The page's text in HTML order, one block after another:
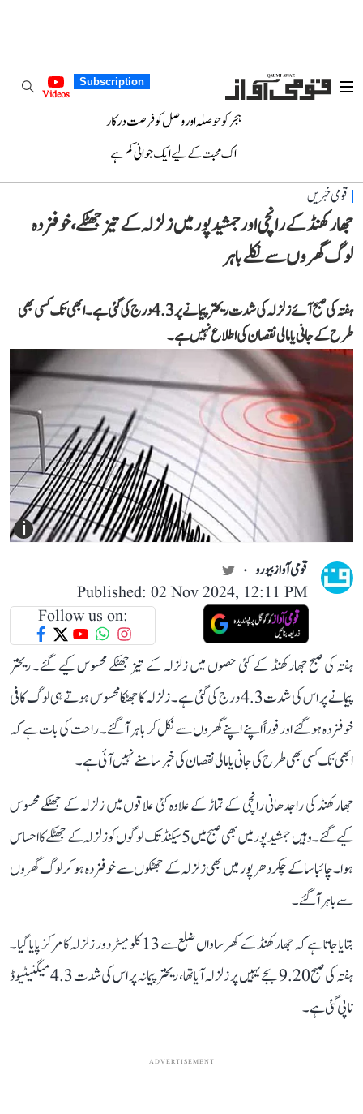
Subscription
Videos
ہجر کو حوصلہ اور وصل کو فرصت درکار
اک محبت کے لیے ایک جوانی کم ہے
قومی خبریں
جھارکھنڈ کے رانچی اور جمشید پور میں زلزلہ کے تیز جھٹکے، خوفزدہ
لوگ گھروں سے نکلے باہر
ہفتہ کی صبح آئے زلزلہ کی شدت ریختر پیمانے پر 4.3 درج کی گئی ہے۔ ابھی تک کسی بھی
طرح کے جانی یا مالی نقصان کی اطلاع نہیں ہے۔
i
قومی آواز بیورو
Published: 02 Nov 2024, 12:11 PM
Follow us on:
ہفتہ کی صبح جھارکھنڈ کے کئی حصوں میں زلزلہ کے تیز جھٹکے محسوس کیے گئے۔ ریختر
پیمانے پر اس کی شدت 4.3 درج کی گئی ہے۔ زلزلہ کا جھٹکا محسوس ہوتے ہی لوگ کافی
خوفزدہ ہو گئے اور فوراً اپنے اپنے گھروں سے نکل کر باہر آ گئے۔ راحت کی بات ہے کہ
ابھی تک کسی بھی طرح کی جانی یا مالی نقصان کی خبر سامنے نہیں آئی ہے۔
جھارکھنڈ کی راجدھانی رانچی کے تماڑ کے علاوہ کئی علاقوں میں زلزلہ کے جھٹکے محسوس
کیے گئے۔ وہیں جمشید پور میں بھی صبح میں 5 سیکنڈ تک لوگوں کو زلزلہ کے جھٹکے کا احساس
ہوا۔ چائباسا کے چکردھرپور میں بھی زلزلہ کے جھٹکوں سے خوفزدہ ہو کر لوگ گھروں
سے باہر آ گئے۔
بتایا جاتا ہے کہ جھارکھنڈ کے کھرساواں ضلع سے 13 کلومیٹر دور زلزلہ کا مرکز پایا گیا۔
ہفتہ کی صبح 9.20 بجے یہیں پر زلزلہ آیا تھا، ریختر پیمانہ پر اس کی شدت 4.3 میگنیٹیوڈ
ناپی گئی ہے۔
ADVERTISEMENT